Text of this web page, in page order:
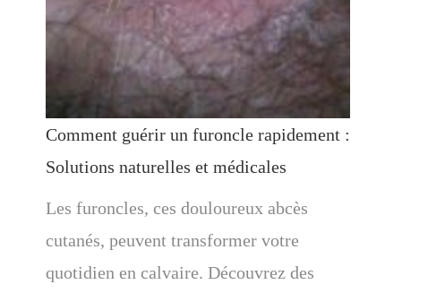
Comment guérir un furoncle rapidement :
Solutions naturelles et médicales
Les furoncles, ces douloureux abcès
cutanés, peuvent transformer votre
quotidien en calvaire. Découvrez des